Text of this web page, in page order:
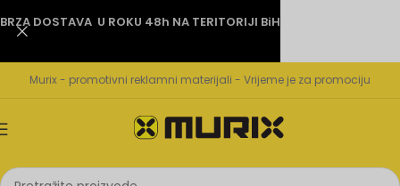
Murix - promotivni reklamni materijali - Vrijeme je za promociju
BRZA DOSTAVA U ROKU 48h NA TERITORIJI BiH